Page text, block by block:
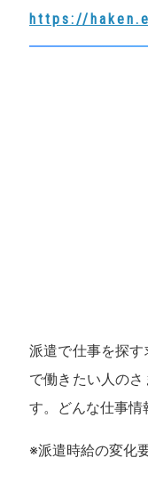
https://
派遣で仕事を探
で働きたい人の
す。どんな仕事情
※派遣時給の変化